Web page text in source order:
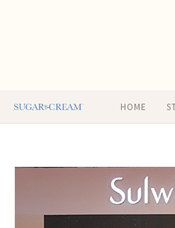
HOME